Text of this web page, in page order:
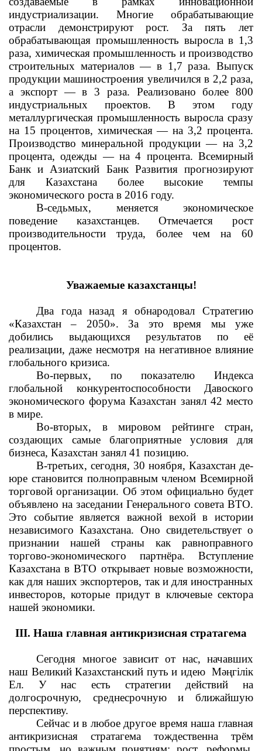
индустриализации. Многие обрабатывающие
отрасли демонстрируют рост. За пять лет
обрабатывающая промышленность выросла в 1,3
раза, химическая промышленность и производство
строительных материалов — в 1,7 раза. Выпуск
продукции машиностроения увеличился в 2,2 раза,
а экспорт — в 3 раза. Реализовано более 800
индустриальных проектов. В этом году
металлургическая промышленность выросла сразу
на 15 процентов, химическая — на 3,2 процента.
Производство минеральной продукции — на 3,2
процента, одежды — на 4 процента. Всемирный
Банк и Азиатский Банк Развития прогнозируют
для Казахстана более высокие темпы
экономического роста в 2016 году.
В-седьмых, меняется экономическое
поведение казахстанцев. Отмечается рост
производительности труда, более чем на 60
процентов.
Уважаемые казахстанцы!
Два года назад я обнародовал Стратегию
«Казахстан – 2050». За это время мы уже
добились выдающихся результатов по её
реализации, даже несмотря на негативное влияние
глобального кризиса.
Во-первых, по показателю Индекса
глобальной конкурентоспособности Давоского
экономического форума Казахстан занял 42 место
в мире.
Во-вторых, в мировом рейтинге стран,
создающих самые благоприятные условия для
бизнеса, Казахстан занял 41 позицию.
В-третьих, сегодня, 30 ноября, Казахстан де-
юре становится полноправным членом Всемирной
торговой организации. Об этом официально будет
объявлено на заседании Генерального совета ВТО.
Это событие является важной вехой в истории
независимого Казахстана. Оно свидетельствует о
признании нашей страны как равноправного
торгово-экономического партнёра. Вступление
Казахстана в ВТО открывает новые возможности,
как для наших экспортеров, так и для иностранных
инвесторов, которые придут в ключевые сектора
нашей экономики.
III. Наша главная антикризисная стратагема
Сегодня многое зависит от нас, начавших
наш Великий Казахстанский путь и идею Мәңгілік
Ел. У нас есть стратегии действий на
долгосрочную, среднесрочную и ближайшую
перспективу.
Сейчас и в любое другое время наша главная
антикризисная стратагема тождественна трём